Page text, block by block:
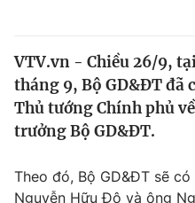
Thế giới
Tin tức
Thế giới đó đây
Tài chính
VTV.vn - Chiều 26/9,
tháng 9, Bộ GD&ĐT đã
Thủ tướng Chính phủ
trưởng Bộ GD&ĐT.
Theo đó, Bộ GD&ĐT sẽ
Nguyễn Hữu Độ và ông